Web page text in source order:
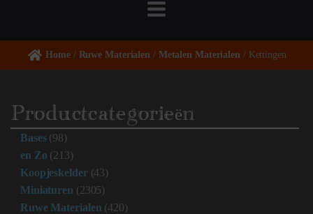
Home/ Ruwe Materialen / Metalen Materialen / Kettingen
Productcategorieën
Bases (98)
en Zo (213)
Koopjeskelder (43)
Miniaturen (2305)
Ruwe Materialen (420)